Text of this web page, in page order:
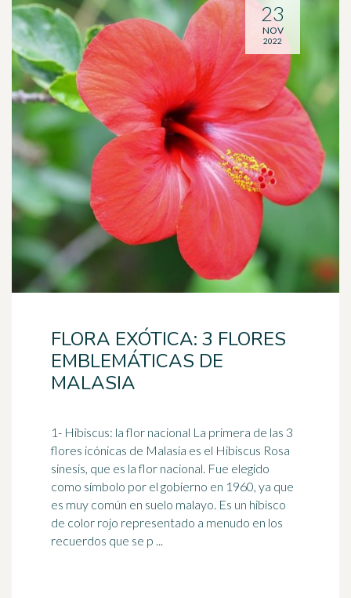
FLORA EXÓTICA: 3 FLORES
EMBLEMÁTICAS DE
MALASIA
1- Hibiscus: la flor nacional La primera de las 3
flores icónicas de Malasia es el Hibiscus Rosa
sinesis, que es la flor nacional. Fue elegido
como símbolo por el gobierno en 1960, ya que
es muy común en suelo malayo. Es un hibisco
de color rojo representado a menudo en los
recuerdos que se p ...
23
NOV
2022